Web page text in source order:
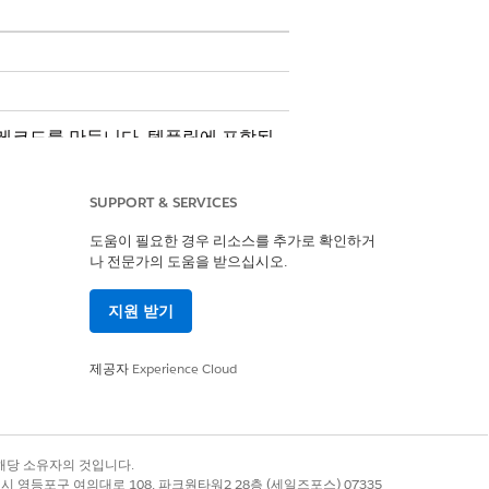
코드를 만듭니다. 템플릿에 포함된
SUPPORT & SERVICES
도움이 필요한 경우 리소스를 추가로 확인하거
나 전문가의 도움을 받으십시오.
지원 받기
제공자 Experience Cloud
소유자의 것입니다.
영등포구 여의대로 108, 파크원타워2 28층 (세일즈포스) 07335